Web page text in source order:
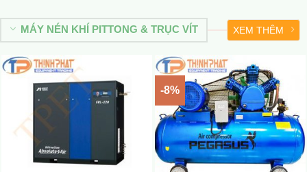
MÁY NÉN KHÍ PITTONG & TRỤC VÍT XEM THÊM
-8%